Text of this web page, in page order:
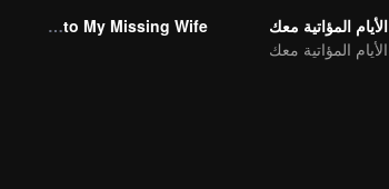
الأيام المؤاتية معك
الأيام المؤاتية معك
Bound to My Missing Wife